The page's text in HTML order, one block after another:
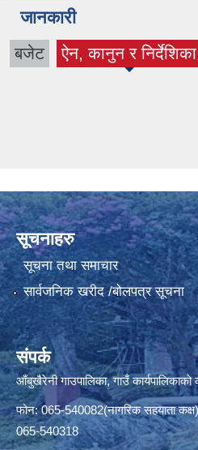
जानकारी
बजेट ऐन, कानुन र निर्देशिका
(active tab)
सूचनाहरु
सूचना तथा समाचार
सार्वजनिक खरीद /बोलपत्र सूचना
संपर्क
आँबुखैरेनी गाउपालिका, गाउँ कार्यपालिकाको
फोन: 065-540082(नागरिक सहयाता
065-540318